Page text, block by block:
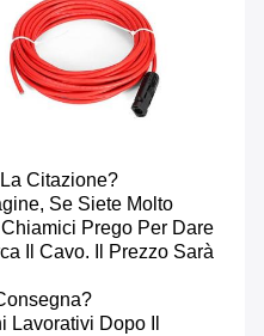
Citazione?
Se Siete Molto
Prego Per Dare
Il Cavo. Il Prezzo Sarà
Lavorativi Dopo Il